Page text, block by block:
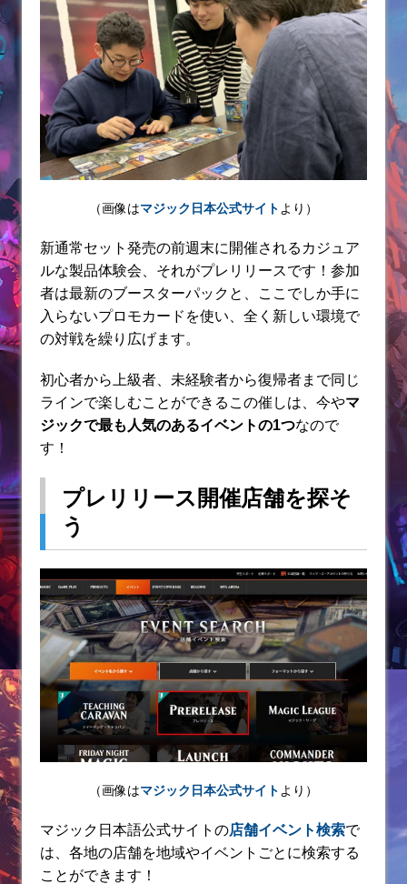
（画像はマジック日本公式サイト より）
新通常セット発売の前週末に開催されるカジュア
ルな製品体験会、それがプレリリースです！参加
者は最新のブースターパックと、ここでしか手に
入らないプロモカードを使い、全く新しい環境で
の対戦を繰り広げます。
初心者から上級者、未経験者から復帰者まで同じ
ラインで楽しむことができるこの催しは、今やマ
ジックで最も人気のあるイベントの1つなので
す！
プレリリース開催店舗を探そ
う
（画像はマジック日本公式サイト より）
マジック日本語公式サイトの店舗イベント検索で
は、各地の店舗を地域やイベントごとに検索する
ことができます！